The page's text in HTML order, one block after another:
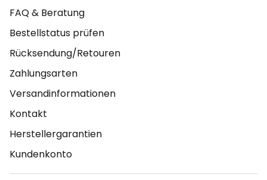
FAQ & Beratung
Bestellstatus prüfen
Rücksendung/Retouren
Zahlungsarten
Versandinformationen
Kontakt
Herstellergarantien
Kundenkonto